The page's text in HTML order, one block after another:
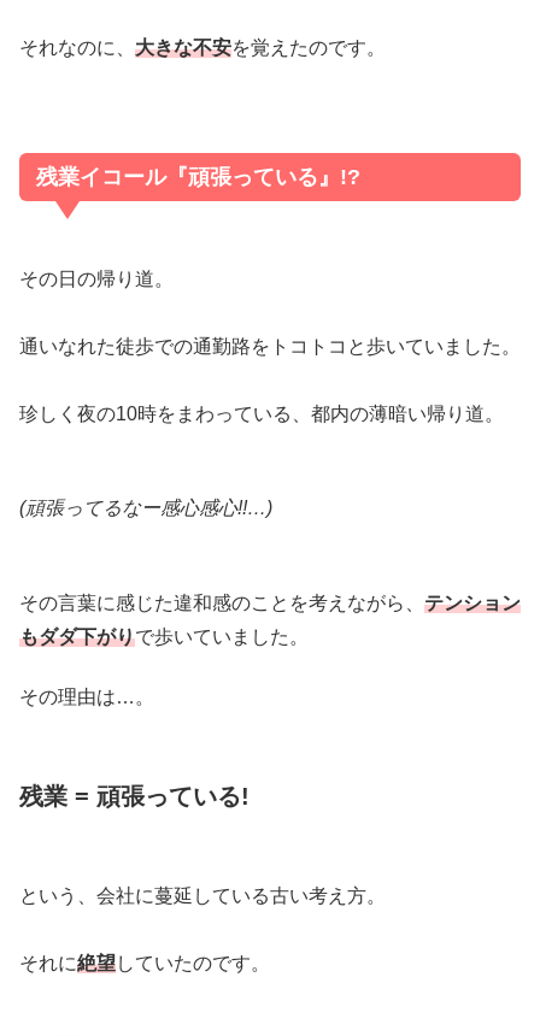
それなのに、 大きな不安を覚えたのです。
残業イコール『頑張っている』!?
その日の帰り道。
通いなれた徒歩での通勤路をトコトコと歩いていました。
珍しく夜の10時をまわっている、都内の薄暗い帰り道。
(頑張ってるなー感心感心!!…)
その言葉に感じた違和感のことを考えながら、 テンション
もダダ下がりで歩いていました。
その理由は…。
残業 = 頑張っている!
という、会社に蔓延している古い考え方。
それに絶望していたのです。